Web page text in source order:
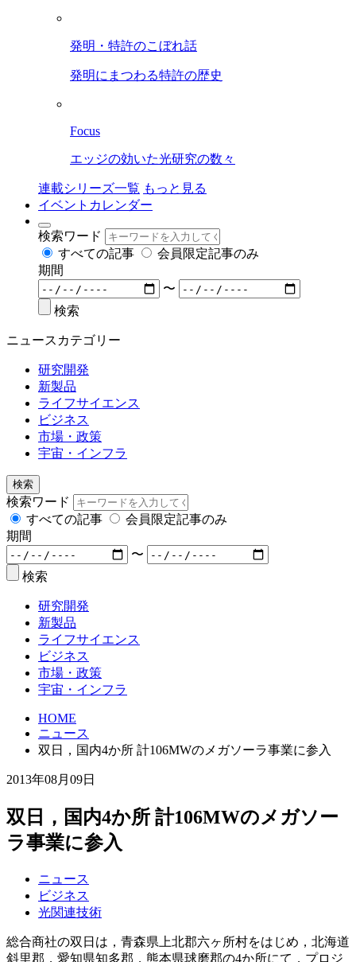
発明・特許のこぼれ話
発明にまつわる特許の歴史
Focus
エッジの効いた光研究の数々
連載シリーズ一覧 もっと見る
イベントカレンダー
検索ワード
すべての記事
会員限定記事のみ
期間
〜
検索
ニュースカテゴリー
研究開発
新製品
ライフサイエンス
ビジネス
市場・政策
宇宙・インフラ
検索
検索ワード
すべての記事
会員限定記事のみ
期間
〜
検索
研究開発
新製品
ライフサイエンス
ビジネス
市場・政策
宇宙・インフラ
HOME
ニュース
双日，国内4か所 計106MWのメガソーラ事業に参入
2013年08月09日
双日，国内4か所 計106MWのメガソー
ラ事業に参入
ニュース
ビジネス
光関連技術
総合商社の双日は，青森県上北郡六ヶ所村をはじめ，北海道
斜里郡，愛知県知多郡，熊本県球磨郡の4か所にて，プロジ